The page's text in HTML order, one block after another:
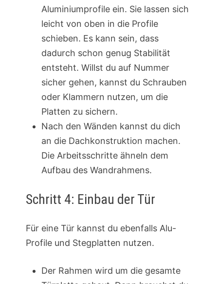
Aluminiumprofile ein. Sie lassen sich
leicht von oben in die Profile
schieben. Es kann sein, dass
dadurch schon genug Stabilität
entsteht. Willst du auf Nummer
sicher gehen, kannst du Schrauben
oder Klammern nutzen, um die
Platten zu sichern.
Nach den Wänden kannst du dich
an die Dachkonstruktion machen.
Die Arbeitsschritte ähneln dem
Aufbau des Wandrahmens.
Schritt 4: Einbau der Tür
Für eine Tür kannst du ebenfalls Alu-
Profile und Stegplatten nutzen.
Der Rahmen wird um die gesamte